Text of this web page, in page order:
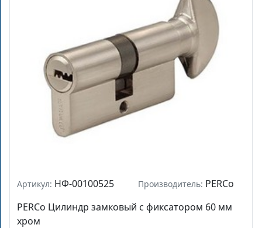
Артикул: НФ-00100525 Производитель: PERCo
PERCo Цилиндр замковый с фиксатором 60 мм
хром